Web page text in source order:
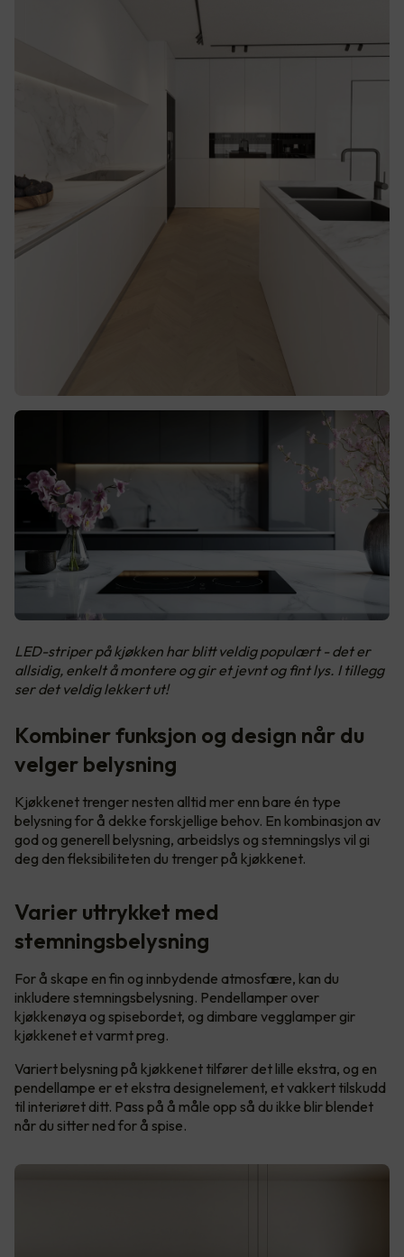
LED-striper på kjøkken har blitt veldig populært - det er
allsidig, enkelt å montere og gir et jevnt og fint lys. I tillegg
ser det veldig lekkert ut!
Kombiner funksjon og design når du
velger belysning
Kjøkkenet trenger nesten alltid mer enn bare én type
belysning for å dekke forskjellige behov. En kombinasjon av
god og generell belysning, arbeidslys og stemningslys vil gi
deg den fleksibiliteten du trenger på kjøkkenet.
Varier uttrykket med
stemningsbelysning
For å skape en fin og innbydende atmosfære, kan du
inkludere stemningsbelysning. Pendellamper over
kjøkkenøya og spisebordet, og dimbare vegglamper gir
kjøkkenet et varmt preg.
Variert belysning på kjøkkenet tilfører det lille ekstra, og en
pendellampe er et ekstra designelement, et vakkert tilskudd
til interiøret ditt. Pass på å måle opp så du ikke blir blendet
når du sitter ned for å spise.